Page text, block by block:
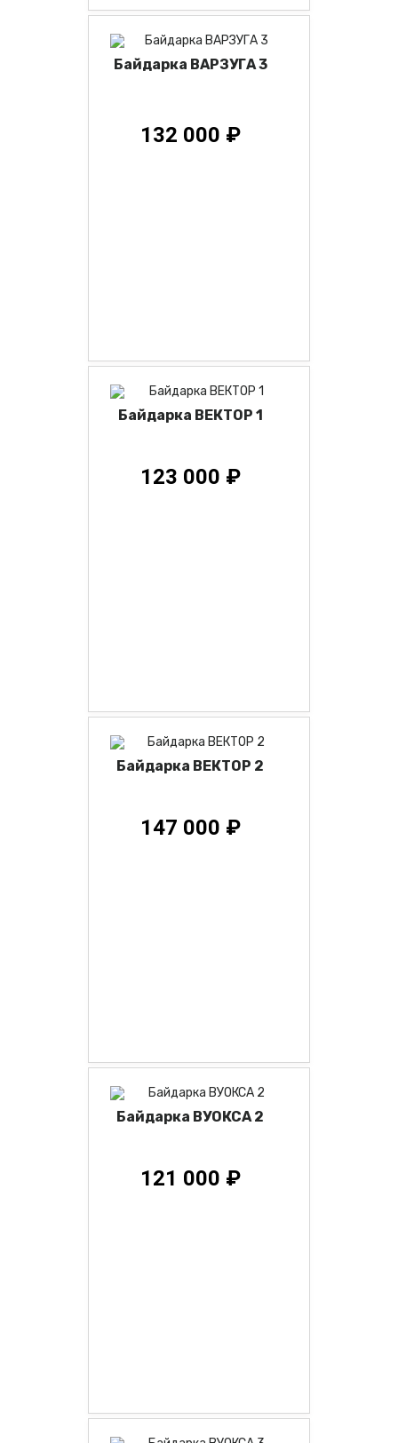
Байдарка ВАРЗУГА 3
132 000 ₽
Байдарка ВЕКТОР 1
123 000 ₽
Байдарка ВЕКТОР 2
147 000 ₽
Байдарка ВУОКСА 2
121 000 ₽